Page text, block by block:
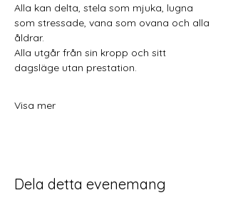
Alla kan delta, stela som mjuka, lugna
som stressade, vana som ovana och alla
åldrar.
Alla utgår från sin kropp och sitt
dagsläge utan prestation.
Visa mer
Dela detta evenemang